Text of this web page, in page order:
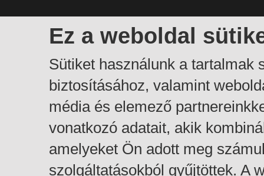
Ez a weboldal
Sütiket használunk a tartalmak
biztosításához, valamint
média és elemező
vonatkozó adatait, akik
amelyeket Ön adott meg
szolgáltatásokból gyűjtöttek. A